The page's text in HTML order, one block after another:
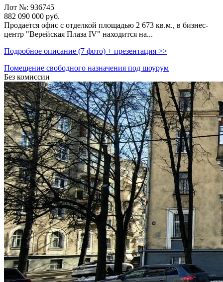
Лот №: 936745
882 090 000 руб.
Продается офис с отделкой площадью 2 673 кв.м.,­ в бизнес-
центр "Верейская Плаза IV" находится на...
Подробное описание (7 фото) + презентация >>
Помещение свободного назначения под шоурум
Без комиссии